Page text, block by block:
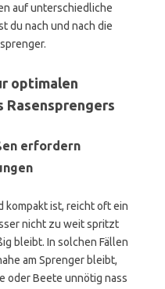
auf unterschiedliche
du nach und nach die
optimalen
Rasensprengers
erfordern
kompakt ist, reicht oft ein
nicht zu weit spritzt
bleibt. In solchen Fällen
am Sprenger bleibt,
oder Beete unnötig nass